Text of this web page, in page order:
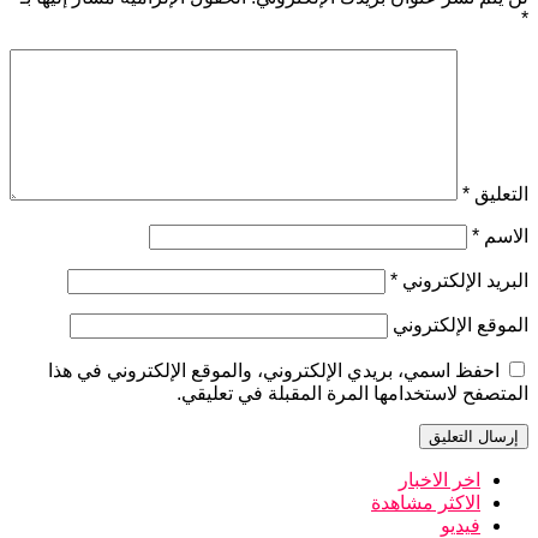
*
التعليق *
الاسم *
البريد الإلكتروني *
الموقع الإلكتروني
احفظ اسمي، بريدي الإلكتروني، والموقع الإلكتروني في هذا
المتصفح لاستخدامها المرة المقبلة في تعليقي.
اخر الاخبار
الاكثر مشاهدة
فيديو